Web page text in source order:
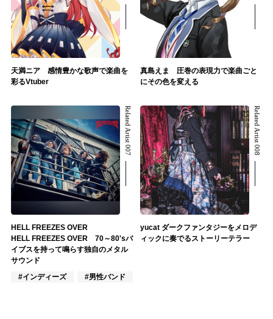
天満ニア 感情豊かな歌声で楽曲を
彩るVtuber
真島えま 圧巻の表現力で楽曲ごと
にその色を変える
Related Artist 007
HELL FREEZES OVER
HELL FREEZES OVER 70～80'sバ
イブスを持って鳴らす独自のメタル
サウンド
#インディーズ
#男性バンド
Related Artist 008
yucat ダークファンタジーをメロデ
ィックに奏でるストーリーテラー